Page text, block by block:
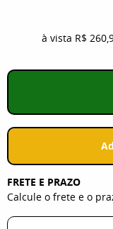
à vista R$
FRETE E PRAZO
Calcule o frete e o